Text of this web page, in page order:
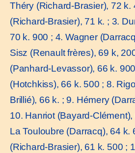
Théry (Richard-Brasier), 72 k.
(Richard-Brasier), 71 k. ; 3.
70 k. 900 ; 4. Wagner
Sisz (Renault frères), 69 k,
(Panhard-Levassor), 66 k.
(Hotchkiss), 66 k. 500 ; 8.
Brillié), 66 k. ; 9. Hémery
10. Hanriot (Bayard-
La Touloubre (Darracq), 64 k.
(Richard-Brasier), 61 k. 500 ;